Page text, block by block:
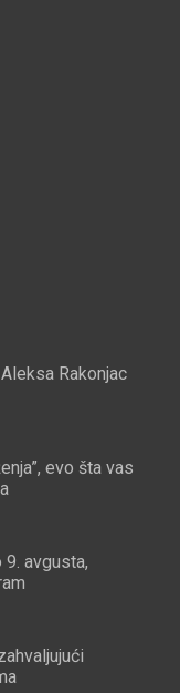
Rakonjac
evo šta vas
9. avgusta,